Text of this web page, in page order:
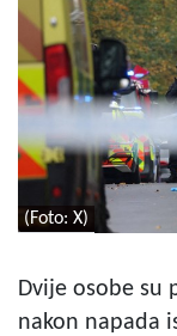
(Foto: X)
Dvije osobe su
nakon napada